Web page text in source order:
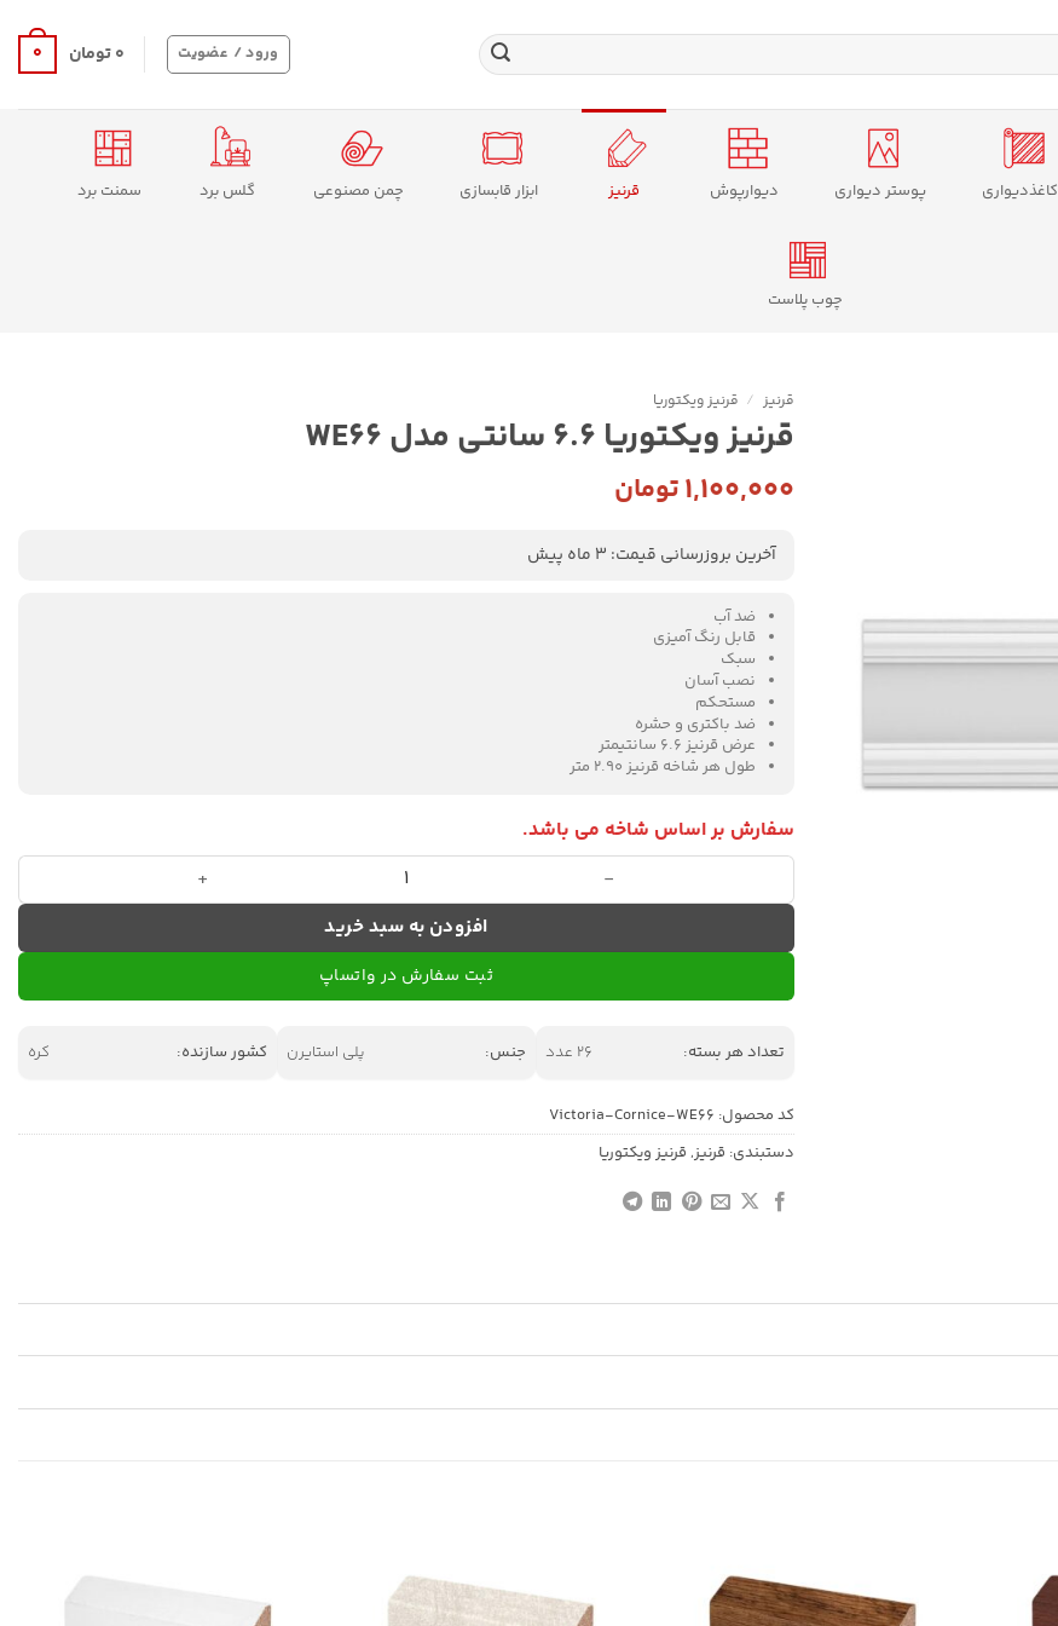
ورود / عضویت ۰تومان 0
کاغذدیواری پوستر دیواری دیوارپوش قرنیز ابزار قابسازی چمن مصنوعی گلس برد سمنت برد
چوب پلاست
قرنیز / قرنیز ویکتوریا
قرنیز ویکتوریا 6.6 سانتی مدل WE66
۱,۱۰۰,۰۰۰تومان
آخرین بروزرسانی قیمت: 3 ماه پیش
ضد آب
قابل رنگ آمیزی
سبک
نصب آسان
مستحکم
ضد باکتری و حشره
عرض قرنیز 6.6 سانتیمتر
طول هر شاخه قرنیز 2.90 متر
سفارش بر اساس شاخه می باشد.
قرنیز ویکتوریا 6.6 سانتی مدل WE66 عدد
افزودن به سبد خرید
ثبت سفارش در واتساپ
تعداد هر بسته: 26 عدد جنس: پلی استایرن کشور سازنده: کره
کد محصول: Victoria-Cornice-WE66
دستبندی: قرنیز, قرنیز ویکتوریا